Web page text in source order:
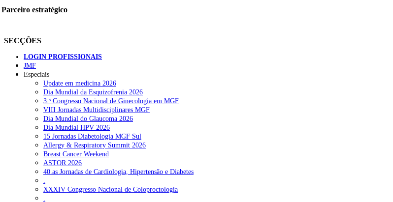
Parceiro estratégico
SECÇÕES
LOGIN PROFISSIONAIS
JMF
Especiais
Update em medicina 2026
Dia Mundial da Esquizofrenia 2026
3.ᵒ Congresso Nacional de Ginecologia em MGF
VIII Jornadas Multidisciplinares MGF
Dia Mundial do Glaucoma 2026
Dia Mundial HPV 2026
15 Jornadas Diabetologia MGF Sul
Allergy & Respiratory Summit 2026
Breast Cancer Weekend
ASTOR 2026
40.as Jornadas de Cardiologia, Hipertensão e Diabetes
XXXIV Congresso Nacional de Coloproctologia